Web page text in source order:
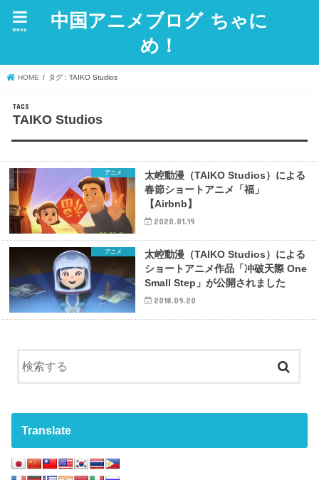
中国アニメブログ ちゃに
め！
menu
HOME タグ : TAIKO Studios
TAIKO Studios
アニメ
太崆動漫（TAIKO Studios）による
春節ショートアニメ「福」
【Airbnb】
2020.01.19
アニメ
太崆動漫（TAIKO Studios）による
ショートアニメ作品「冲破天際 One
Small Step」が公開されました
2018.09.20
Translate